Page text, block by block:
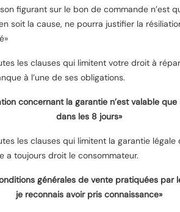
figurant sur le bon de commande n’est
soit la cause, ne pourra justifier la
les clauses qui limitent votre droit à
à l’une de ses obligations.
concernant la garantie n’est valable
dans les 8 jours»
les clauses qui limitent la garantie légale
a toujours droit le consommateur.
générales de vente pratiquées par
je reconnais avoir pris connaissance»